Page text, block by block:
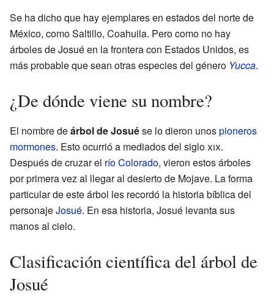
Se ha dicho que hay ejemplares en estados del norte de
México, como Saltillo, Coahuila. Pero como no hay
árboles de Josué en la frontera con Estados Unidos, es
más probable que sean otras especies del género Yucca.
¿De dónde viene su nombre?
El nombre deárbol de Josuése lo dieron unospioneros
mormones. Esto ocurrió a mediados del sigloxix.
Después de cruzar el río Colorado, vieron estos árboles
por primera vez al llegar al desierto de Mojave. La forma
particular de este árbol les recordó la historia bíblica del
personajeJosué. En esa historia, Josué levanta sus
manos al cielo.
Clasificación científica del árbol de
Josué